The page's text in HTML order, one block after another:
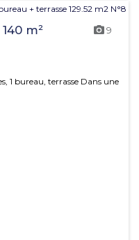
m² 9
terrasse Dans une